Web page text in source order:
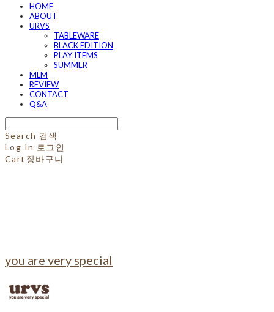
HOME
ABOUT
URVS
TABLEWARE
BLACK EDITION
PLAY ITEMS
SUMMER
MLM
REVIEW
CONTACT
Q&A
Search 검색
Log In 로그인
Cart 장바구니
you are very special